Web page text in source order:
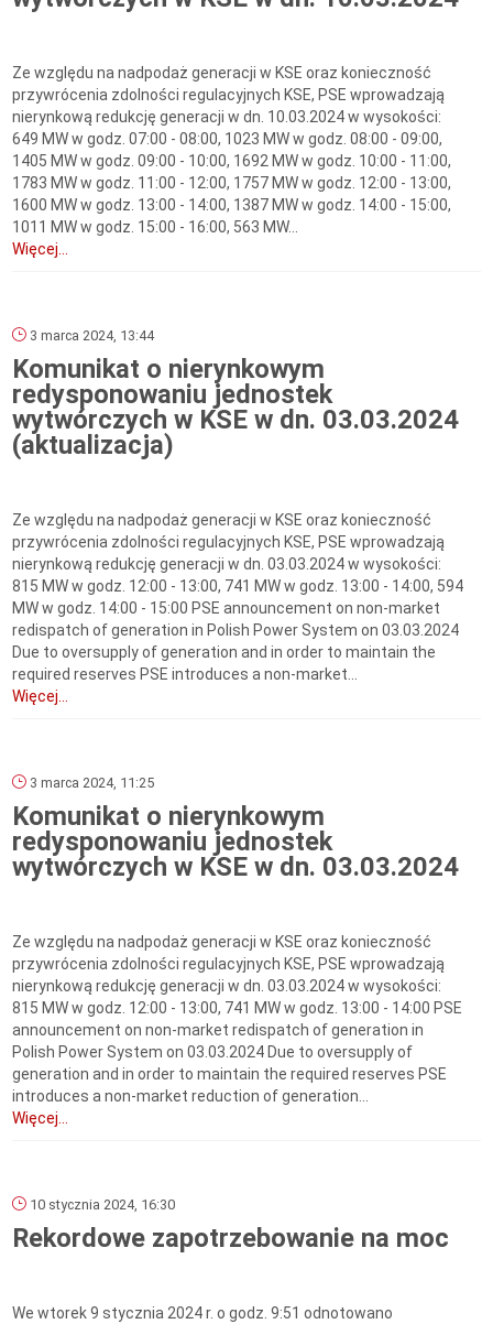
Ze względu na nadpodaż generacji w KSE oraz konieczność
przywrócenia zdolności regulacyjnych KSE, PSE wprowadzają
nierynkową redukcję generacji w dn. 10.03.2024 w wysokości:
649 MW w godz. 07:00 - 08:00, 1023 MW w godz. 08:00 - 09:00,
1405 MW w godz. 09:00 - 10:00, 1692 MW w godz. 10:00 - 11:00,
1783 MW w godz. 11:00 - 12:00, 1757 MW w godz. 12:00 - 13:00,
1600 MW w godz. 13:00 - 14:00, 1387 MW w godz. 14:00 - 15:00,
1011 MW w godz. 15:00 - 16:00, 563 MW...
Więcej...
3 marca 2024, 13:44
Komunikat o nierynkowym
redysponowaniu jednostek
wytwórczych w KSE w dn. 03.03.2024
(aktualizacja)
Ze względu na nadpodaż generacji w KSE oraz konieczność
przywrócenia zdolności regulacyjnych KSE, PSE wprowadzają
nierynkową redukcję generacji w dn. 03.03.2024 w wysokości:
815 MW w godz. 12:00 - 13:00, 741 MW w godz. 13:00 - 14:00, 594
MW w godz. 14:00 - 15:00 PSE announcement on non-market
redispatch of generation in Polish Power System on 03.03.2024
Due to oversupply of generation and in order to maintain the
required reserves PSE introduces a non-market...
Więcej...
3 marca 2024, 11:25
Komunikat o nierynkowym
redysponowaniu jednostek
wytwórczych w KSE w dn. 03.03.2024
Ze względu na nadpodaż generacji w KSE oraz konieczność
przywrócenia zdolności regulacyjnych KSE, PSE wprowadzają
nierynkową redukcję generacji w dn. 03.03.2024 w wysokości:
815 MW w godz. 12:00 - 13:00, 741 MW w godz. 13:00 - 14:00 PSE
announcement on non-market redispatch of generation in
Polish Power System on 03.03.2024 Due to oversupply of
generation and in order to maintain the required reserves PSE
introduces a non-market reduction of generation...
Więcej...
10 stycznia 2024, 16:30
Rekordowe zapotrzebowanie na moc
We wtorek 9 stycznia 2024 r. o godz. 9:51 odnotowano